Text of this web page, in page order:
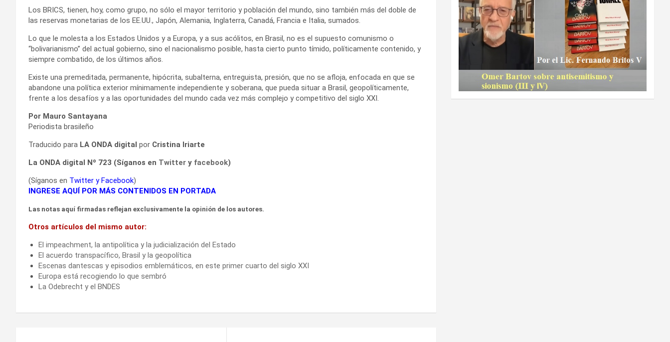
Los BRICS, tienen, hoy, como grupo, no sólo el mayor territorio y población del mundo, sino también más del doble de
las reservas monetarias de los EE.UU., Japón, Alemania, Inglaterra, Canadá, Francia e Italia, sumados.
Lo que le molesta a los Estados Unidos y a Europa, y a sus acólitos, en Brasil, no es el supuesto comunismo o
“bolivarianismo” del actual gobierno, sino el nacionalismo posible, hasta cierto punto tímido, políticamente contenido, y
siempre combatido, de los últimos años.
Existe una premeditada, permanente, hipócrita, subalterna, entreguista, presión, que no se afloja, enfocada en que se
abandone una política exterior mínimamente independiente y soberana, que pueda situar a Brasil, geopolíticamente,
frente a los desafíos y a las oportunidades del mundo cada vez más complejo y competitivo del siglo XXI.
Por Mauro Santayana
Periodista brasileño
Traducido para LA ONDA digital por Cristina Iriarte
La ONDA digital Nº 723 (Síganos en Twitter y facebook)
(Síganos en Twitter yFacebook)
INGRESE AQUÍ POR MÁS CONTENIDOS EN PORTADA
Las notas aquí firmadas reflejan exclusivamente la opinión de los autores.
Otros artículos del mismo autor:
El impeachment, la antipolítica y la judicialización del Estado
El acuerdo transpacífico, Brasil y la geopolítica
Escenas dantescas y episodios emblemáticos, en este primer cuarto del siglo XXI
Europa está recogiendo lo que sembró
La Odebrecht y el BNDES